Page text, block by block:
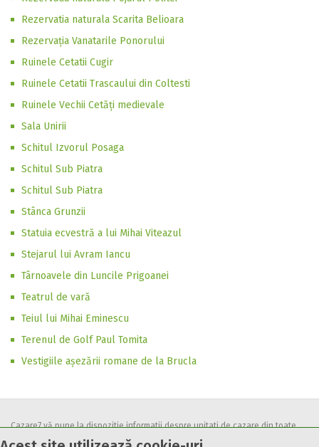
Rezervatia naturala Scarita Belioara
Rezervația Vanatarile Ponorului
Ruinele Cetatii Cugir
Ruinele Cetatii Trascaului din Coltesti
Ruinele Vechii Cetăți medievale
Sala Unirii
Schitul Izvorul Posaga
Schitul Sub Piatra
Schitul Sub Piatra
Stânca Grunzii
Statuia ecvestră a lui Mihai Viteazul
Stejarul lui Avram Iancu
Târnoavele din Luncile Prigoanei
Teatrul de vară
Teiul lui Mihai Eminescu
Terenul de Golf Paul Tomita
Vestigiile așezării romane de la Brucla
Cazare7 vă pune la dispozitie informatii despre unitati de cazare din toate
zonele turistice, oferte speciale, rezervari online.